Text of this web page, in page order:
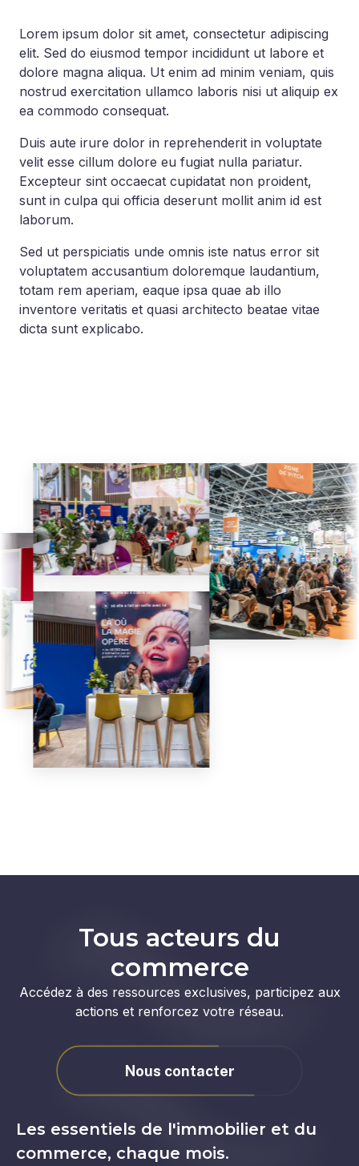
Lorem ipsum dolor sit amet, consectetur adipiscing
elit. Sed do eiusmod tempor incididunt ut labore et
dolore magna aliqua. Ut enim ad minim veniam, quis
nostrud exercitation ullamco laboris nisi ut aliquip ex
ea commodo consequat.
Duis aute irure dolor in reprehenderit in voluptate
velit esse cillum dolore eu fugiat nulla pariatur.
Excepteur sint occaecat cupidatat non proident,
sunt in culpa qui officia deserunt mollit anim id est
laborum.
Sed ut perspiciatis unde omnis iste natus error sit
voluptatem accusantium doloremque laudantium,
totam rem aperiam, eaque ipsa quae ab illo
inventore veritatis et quasi architecto beatae vitae
dicta sunt explicabo.
Tous acteurs du
commerce
Accédez à des ressources exclusives, participez aux
actions et renforcez votre réseau.
Nous contacter
Les essentiels de l'immobilier et du
commerce, chaque mois.